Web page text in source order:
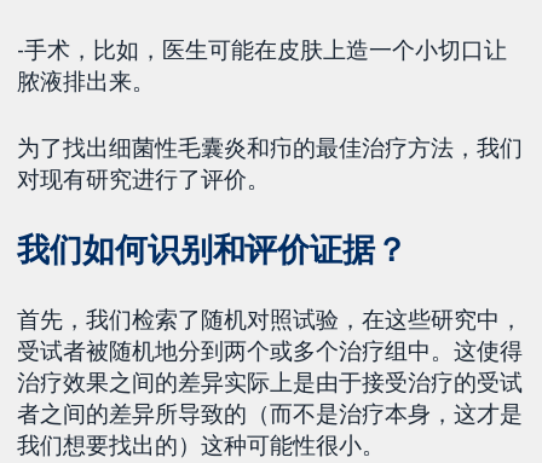
-手术，比如，医生可能在皮肤上造一个小切口让
脓液排出来。
为了找出细菌性毛囊炎和疖的最佳治疗方法，我们
对现有研究进行了评价。
我们如何识别和评价证据？
首先，我们检索了随机对照试验，在这些研究中，
受试者被随机地分到两个或多个治疗组中。这使得
治疗效果之间的差异实际上是由于接受治疗的受试
者之间的差异所导致的（而不是治疗本身，这才是
我们想要找出的）这种可能性很小。